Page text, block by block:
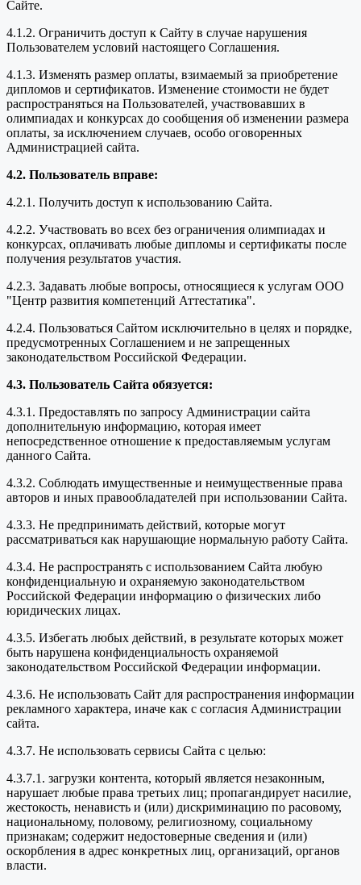
Сайте.
4.1.2. Ограничить доступ к Сайту в случае нарушения
Пользователем условий настоящего Соглашения.
4.1.3. Изменять размер оплаты, взимаемый за приобретение
дипломов и сертификатов. Изменение стоимости не будет
распространяться на Пользователей, участвовавших в
олимпиадах и конкурсах до сообщения об изменении размера
оплаты, за исключением случаев, особо оговоренных
Администрацией сайта.
4.2. Пользователь вправе:
4.2.1. Получить доступ к использованию Сайта.
4.2.2. Участвовать во всех без ограничения олимпиадах и
конкурсах, оплачивать любые дипломы и сертификаты после
получения результатов участия.
4.2.3. Задавать любые вопросы, относящиеся к услугам ООО
"Центр развития компетенций Аттестатика".
4.2.4. Пользоваться Сайтом исключительно в целях и порядке,
предусмотренных Соглашением и не запрещенных
законодательством Российской Федерации.
4.3. Пользователь Сайта обязуется:
4.3.1. Предоставлять по запросу Администрации сайта
дополнительную информацию, которая имеет
непосредственное отношение к предоставляемым услугам
данного Сайта.
4.3.2. Соблюдать имущественные и неимущественные права
авторов и иных правообладателей при использовании Сайта.
4.3.3. Не предпринимать действий, которые могут
рассматриваться как нарушающие нормальную работу Сайта.
4.3.4. Не распространять с использованием Сайта любую
конфиденциальную и охраняемую законодательством
Российской Федерации информацию о физических либо
юридических лицах.
4.3.5. Избегать любых действий, в результате которых может
быть нарушена конфиденциальность охраняемой
законодательством Российской Федерации информации.
4.3.6. Не использовать Сайт для распространения информации
рекламного характера, иначе как с согласия Администрации
сайта.
4.3.7. Не использовать сервисы Сайта с целью:
4.3.7.1. загрузки контента, который является незаконным,
нарушает любые права третьих лиц; пропагандирует насилие,
жестокость, ненависть и (или) дискриминацию по расовому,
национальному, половому, религиозному, социальному
признакам; содержит недостоверные сведения и (или)
оскорбления в адрес конкретных лиц, организаций, органов
власти.